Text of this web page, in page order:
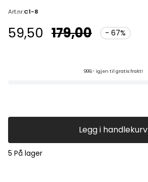
Art.nr:C1-8
59,50 179,00 - 67%
999,- igjen til gratis frakt!
Legg i handlekurv
5 På lager